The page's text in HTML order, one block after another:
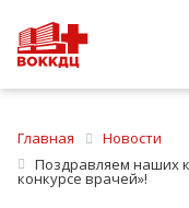
Главная
Новости
Поздравляем наших
конкурсе врачей»!